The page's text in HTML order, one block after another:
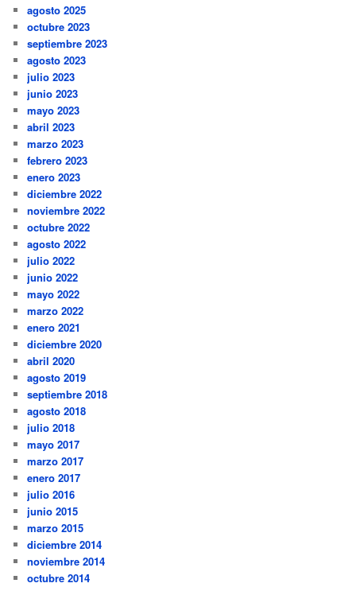
agosto 2025
octubre 2023
septiembre 2023
agosto 2023
julio 2023
junio 2023
mayo 2023
abril 2023
marzo 2023
febrero 2023
enero 2023
diciembre 2022
noviembre 2022
octubre 2022
agosto 2022
julio 2022
junio 2022
mayo 2022
marzo 2022
enero 2021
diciembre 2020
abril 2020
agosto 2019
septiembre 2018
agosto 2018
julio 2018
mayo 2017
marzo 2017
enero 2017
julio 2016
junio 2015
marzo 2015
diciembre 2014
noviembre 2014
octubre 2014